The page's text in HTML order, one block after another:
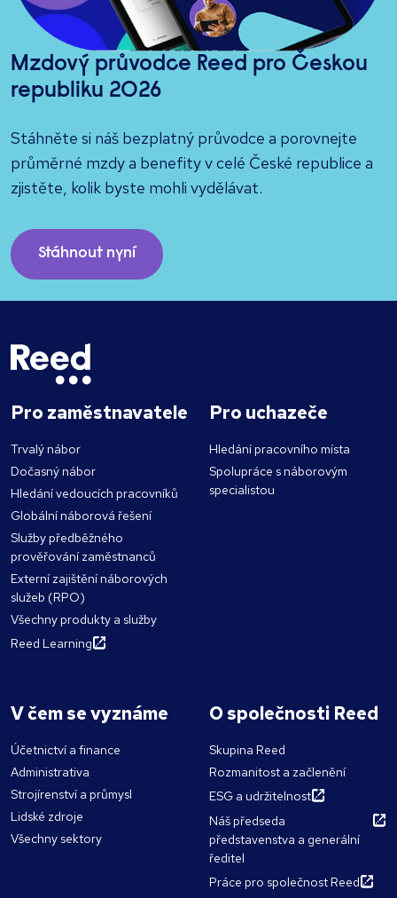
Mzdový průvodce Reed pro Českou
republiku 2026
Stáhněte si náš bezplatný průvodce a porovnejte
průměrné mzdy a benefity v celé České republice a
zjistěte, kolik byste mohli vydělávat.
Stáhnout nyní
Pro zaměstnavatele
Trvalý nábor
Dočasný nábor
Hledání vedoucích pracovníků
Globální náborová řešení
Služby předběžného
prověřování zaměstnanců
Externí zajištění náborových
služeb (RPO)
Všechny produkty a služby
Reed Learning
Pro uchazeče
Hledání pracovního místa
Spolupráce s náborovým
specialistou
V čem se vyznáme
Účetnictví a finance
Administrativa
Strojírenství a průmysl
Lidské zdroje
Všechny sektory
O společnosti Reed
Skupina Reed
Rozmanitost a začlenění
ESG a udržitelnost
Náš předseda
představenstva a generální
ředitel
Práce pro společnost Reed